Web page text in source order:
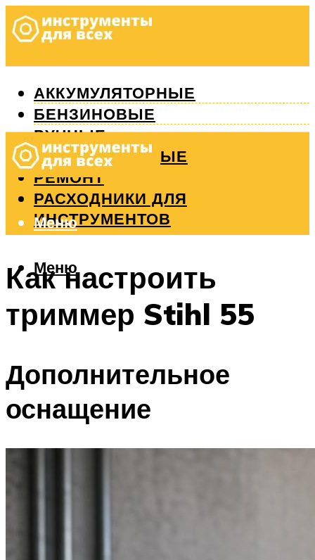
АККУМУЛЯТОРНЫЕ
БЕНЗИНОВЫЕ
РУЧНЫЕ
ИЗМЕРИТЕЛЬНЫЕ
РЕМОНТ
РАСХОДНИКИ ДЛЯ
ИНСТРУМЕНТОВ
Меню
Меню
Как настроить
триммер Stihl 55
Дополнительное
оснащение